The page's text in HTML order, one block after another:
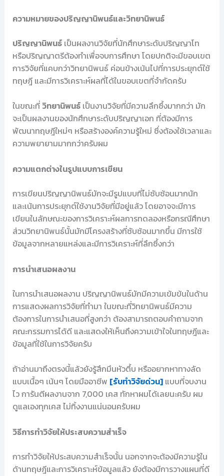
ความหมายของปริญญานิพนธ์และวิทยานิพนธ์
ปริญญานิพนธ์เป็นผลงานวิจัยที่นักศึกษาระดับปริญญาโท
หรือปริญญาตรีต้องทำเพื่อจบการศึกษา โดยปกติจะมีขอบเขต
การวิจัยที่แคบกว่าวิทยานิพนธ์ ค่อนข้างเน้นไปที่การประยุกต์ใช้
ทฤษฎี และมีการวิเคราะห์ผลที่ได้ในขอบเขตที่จำกัดครับ
ในขณะที่วิทยานิพนธ์เป็นงานวิจัยที่มีความลึกซึ้งมากกว่า มัก
จะเป็นผลงานของนักศึกษาระดับปริญญาเอก ที่ต้องมีการ
พัฒนาทฤษฎีใหม่ๆ หรือสร้างองค์ความรู้ใหม่ ซึ่งต้องใช้เวลาและ
ความพยายามมากกว่าครับผม
ความแตกต่างในรูปแบบการเขียน
การเขียนปริญญานิพนธ์มักจะมีรูปแบบที่ไม่ซับซ้อนมากนัก
และเน้นการประยุกต์ใช้งานวิจัยที่มีอยู่แล้ว โดยอาจจะมีการ
เขียนในลักษณะของการวิเคราะห์ผลการทดลองหรือกรณีศึกษา
ส่วนวิทยานิพนธ์นั้นมักมีโครงสร้างที่ซับซ้อนมากขึ้น มีการใช้
ข้อมูลจากหลายแหล่งและมีการวิเคราะห์ที่ลึกซึ้งกว่า
การนำเสนอผลงาน
ในการนำเสนอผลงาน ปริญญานิพนธ์มักมีความเข้มข้นในด้าน
การแสดงผลการวิจัยที่ทำมา ในขณะที่วิทยานิพนธ์มีความ
ต้องการในการนำเสนอที่สูงกว่า ต้องสามารถตอบคำถามจาก
คณะกรรมการได้ดี และแสดงให้เห็นถึงความเข้าใจในทฤษฎีและ
ข้อมูลที่ใช้ในการวิจัยครับ
ถ้าอ่านมาถึงตรงนี้แล้วยังรู้สึกมึนหัวตึ้บ หรืออยากหาทางลัด
แบบเนื้อๆ เน้นๆ โดยมืออาชีพ [รับทำวิจัยด่วน]แบบที่จบงาน
ไว การันตีผลงานจาก 7,000 เคส ทักหาผมได้เลยนะครับ ผม
ดูแลเองทุกเคส ไม่ทิ้งงานแน่นอนครับผม
วิธีการทำวิจัยให้ประสบความสำเร็จ
การทำวิจัยให้ประสบความสำเร็จนั้น นอกจากจะต้องมีความรู้ใน
ด้านทฤษฎีและการวิเคราะห์ข้อมูลแล้ว ยังต้องมีการวางแผนที่ดี